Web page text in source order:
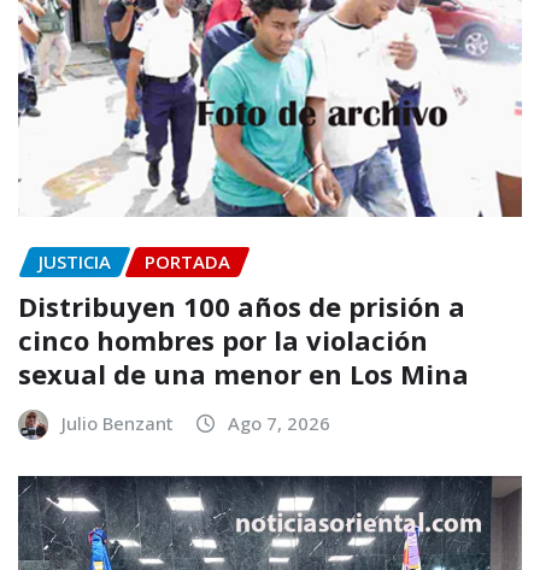
JUSTICIA PORTADA
Distribuyen 100 años de prisión a
cinco hombres por la violación
sexual de una menor en Los Mina
Julio Benzant Ago 7, 2026